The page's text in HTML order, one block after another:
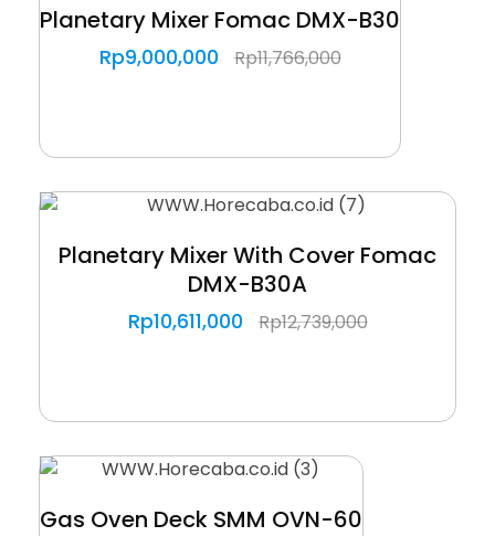
Planetary Mixer Fomac DMX-B30
Rp9,000,000 Rp11,766,000
Planetary Mixer With Cover Fomac
DMX-B30A
Rp10,611,000 Rp12,739,000
Gas Oven Deck SMM OVN-60